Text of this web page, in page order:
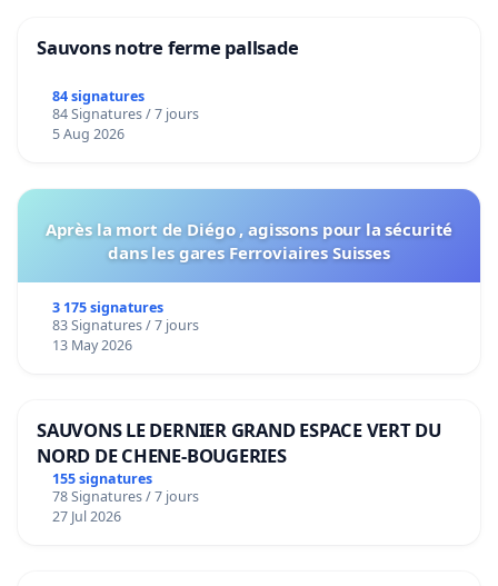
Sauvons notre ferme pallsade
84 signatures
84 Signatures / 7 jours
5 Aug 2026
Après la mort de Diégo , agissons pour la sécurité
dans les gares Ferroviaires Suisses
3 175 signatures
83 Signatures / 7 jours
13 May 2026
SAUVONS LE DERNIER GRAND ESPACE VERT DU
NORD DE CHENE-BOUGERIES
155 signatures
78 Signatures / 7 jours
27 Jul 2026